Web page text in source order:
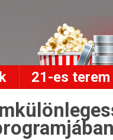
21-es terem